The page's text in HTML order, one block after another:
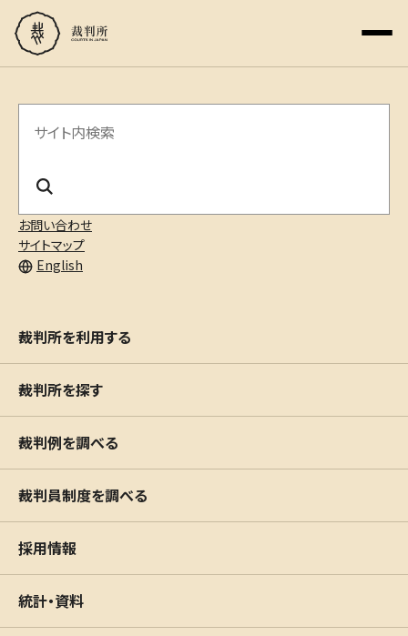
お問い合わせ
サイトマップ
English
サ
内
検
裁判所を利用する
裁判所を探す
裁判例を調べる
裁判員制度を調べる
採用情報
統計・資料